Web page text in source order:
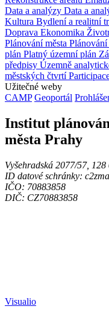
Data a analýzy Data a
Kultura Bydlení a realitní
Doprava Ekonomika
Plánování města Plánování
plán Platný územní plán
předpisy Územně
městských čtvrtí
Užitečné weby
CAMP Geoportál
Institut
města Prahy
Vyšehradská 2077/57,
ID datové schránky:
IČO: 70883858
DIČ: CZ70883858
Visualio